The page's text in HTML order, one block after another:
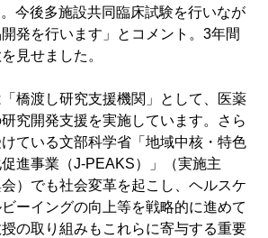
今後多施設共同臨床試験を行いなが
発を行います」とコメント。3年間
見せました。
橋渡し研究支援機関」として、医薬
究開発支援を実施しています。さら
ている文部科学省「地域中核・特色
進事業（J-PEAKS）」（実施主
）でも社会変革を起こし、ヘルスケ
ーイングの向上等を戦略的に進めて
の取り組みもこれらに寄与する重要